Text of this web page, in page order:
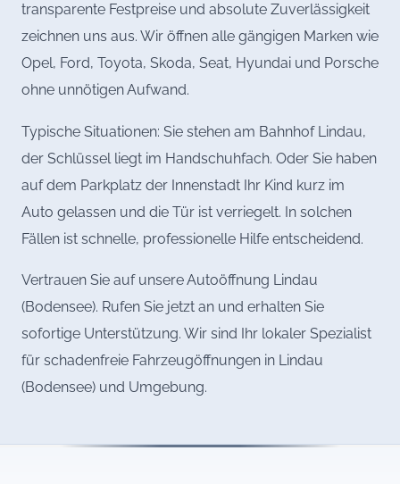
transparente Festpreise und absolute Zuverlässigkeit
zeichnen uns aus. Wir öffnen alle gängigen Marken wie
Opel, Ford, Toyota, Skoda, Seat, Hyundai und Porsche
ohne unnötigen Aufwand.
Typische Situationen: Sie stehen am Bahnhof Lindau,
der Schlüssel liegt im Handschuhfach. Oder Sie haben
auf dem Parkplatz der Innenstadt Ihr Kind kurz im
Auto gelassen und die Tür ist verriegelt. In solchen
Fällen ist schnelle, professionelle Hilfe entscheidend.
Vertrauen Sie auf unsere Autoöffnung Lindau
(Bodensee). Rufen Sie jetzt an und erhalten Sie
sofortige Unterstützung. Wir sind Ihr lokaler Spezialist
für schadenfreie Fahrzeugöffnungen in Lindau
(Bodensee) und Umgebung.